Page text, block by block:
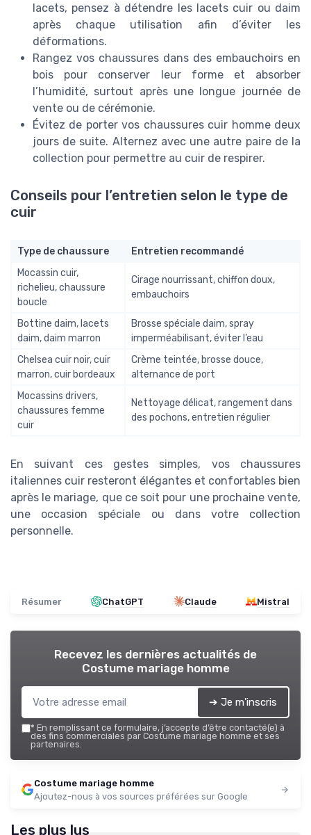
lacets, pensez à détendre les lacets cuir ou daim
après chaque utilisation afin d’éviter les
déformations.
Rangez vos chaussures dans des embauchoirs en
bois pour conserver leur forme et absorber
l’humidité, surtout après une longue journée de
vente ou de cérémonie.
Évitez de porter vos chaussures cuir homme deux
jours de suite. Alternez avec une autre paire de la
collection pour permettre au cuir de respirer.
Conseils pour l’entretien selon le type de
cuir
Type de chaussure
Entretien recommandé
Mocassin cuir,
richelieu, chaussure
boucle
Cirage nourrissant, chiffon doux,
embauchoirs
Bottine daim, lacets
daim, daim marron
Brosse spéciale daim, spray
imperméabilisant, éviter l’eau
Chelsea cuir noir, cuir
marron, cuir bordeaux
Crème teintée, brosse douce,
alternance de port
Mocassins drivers,
chaussures femme
cuir
Nettoyage délicat, rangement dans
des pochons, entretien régulier
En suivant ces gestes simples, vos chaussures
italiennes cuir resteront élégantes et confortables bien
après le mariage, que ce soit pour une prochaine vente,
une occasion spéciale ou dans votre collection
personnelle.
Résumer ChatGPT Claude Mistral
Recevez les dernières actualités de
Costume mariage homme
➔ Je m'inscris
* En remplissant ce formulaire, j’accepte d’être contacté(e) à
des fins commerciales par Costume mariage homme et ses
partenaires.
Costume mariage homme
Ajoutez-nous à vos sources préférées sur Google
Les plus lus